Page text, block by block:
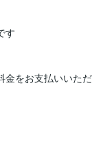
す
金をお支払いいただ